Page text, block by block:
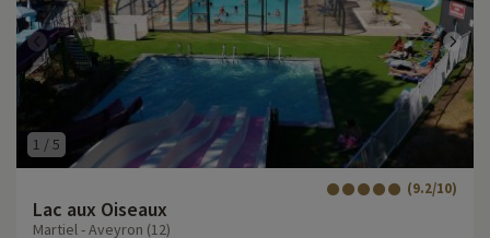
1 /5
Lac aux Oiseaux
(9.2/10)
Martiel - Aveyron (12)